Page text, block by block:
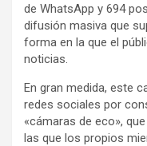
de WhatsApp y 694
difusión masiva que
forma en la que el
noticias.
En gran medida, este
redes sociales por
«cámaras de eco»,
las que los propios